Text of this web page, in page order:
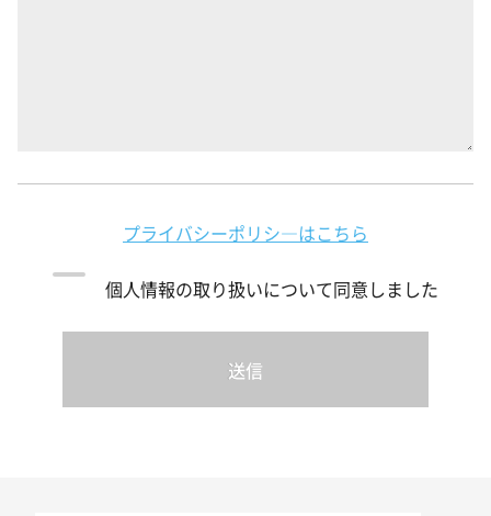
プライバシーポリシ―はこちら
個人情報の取り扱いについて同意しました
送信